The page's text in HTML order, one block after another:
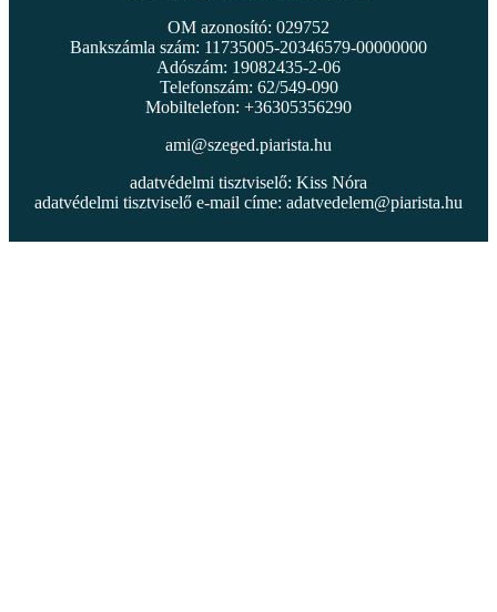
OM azonosító: 029752
Bankszámla szám: 11735005-20346579-00000000
Adószám: 19082435-2-06
Telefonszám: 62/549-090
Mobiltelefon: +36305356290
ami@szeged.piarista.hu
adatvédelmi tisztviselő: Kiss Nóra
adatvédelmi tisztviselő e-mail címe: adatvedelem@piarista.hu